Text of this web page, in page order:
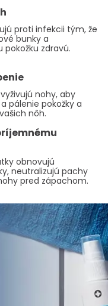
proti infekcii tým, že
bunky a
pokožku zdravú.
nohy, aby
pálenie pokožky a
nôh.
obnovujú
neutralizujú pachy
pred zápachom.